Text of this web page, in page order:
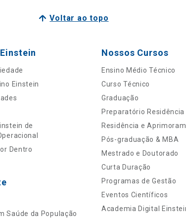
Voltar ao topo
Einstein
de
Dentro
Saúde da População
Nossos Cursos
Ensino Médio Técnico
Curso Técnico
Graduação
Preparatório Residência
Residência e
Pós-graduação & MBA
Mestrado e Doutorado
Curta Duração
Programas de Gestão
Eventos Científicos
Academia Digital